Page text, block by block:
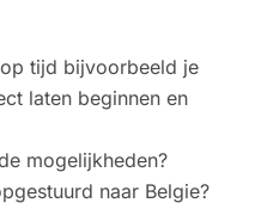
tijd bijvoorbeeld je
laten beginnen en
mogelijkheden?
naar Belgie?